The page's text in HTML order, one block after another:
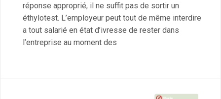
réponse approprié, il ne suffit pas de sortir un
éthylotest. L’employeur peut tout de même interdire
a tout salarié en état d’ivresse de rester dans
l’entreprise au moment des